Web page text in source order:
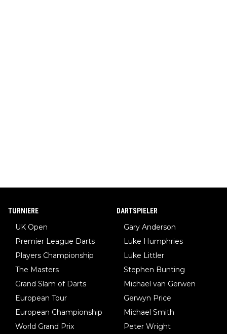
TURNIERE
UK Open
Premier League Darts
Players Championship
The Masters
Grand Slam of Darts
European Tour
European Championship
World Grand Prix
DARTSPIELER
Gary Anderson
Luke Humphries
Luke Littler
Stephen Bunting
Michael van Gerwen
Gerwyn Price
Michael Smith
Peter Wright